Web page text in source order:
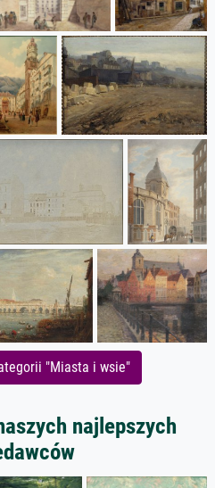
"Miasta i wsie"
najlepszych